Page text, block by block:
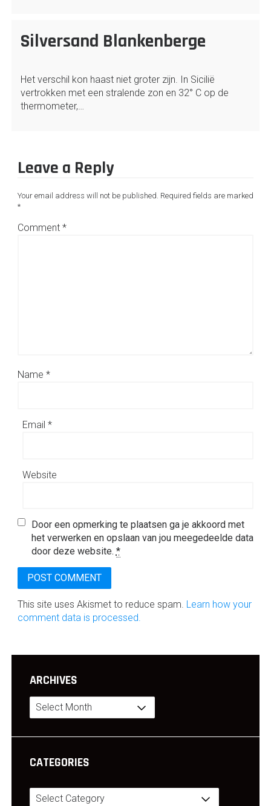
Silversand Blankenberge
Het verschil kon haast niet groter zijn. In Sicilië
vertrokken met een stralende zon en 32° C op de
thermometer,…
Leave a Reply
Your email address will not be published. Required fields are marked
*
Comment *
Name *
Email *
Website
Door een opmerking te plaatsen ga je akkoord met
het verwerken en opslaan van jou meegedeelde data
door deze website. *
This site uses Akismet to reduce spam. Learn how your
comment data is processed.
ARCHIVES
Archives
CATEGORIES
Categories